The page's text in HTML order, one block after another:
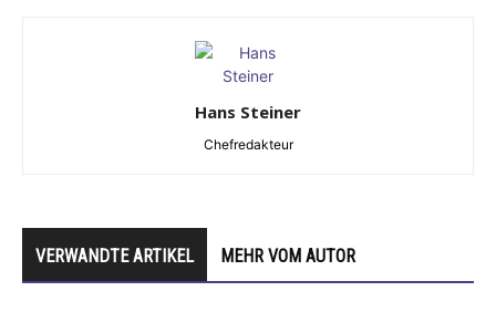
Hans Steiner
Chefredakteur
VERWANDTE ARTIKEL MEHR VOM AUTOR